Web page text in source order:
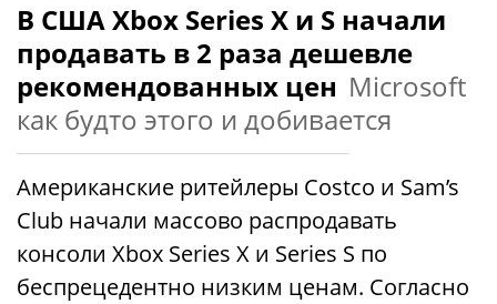
В США Xbox Series X и S начали
продавать в 2 раза дешевле
рекомендованных цен Microsoft
как будто этого и добивается
Американские ритейлеры Costco и Sam’s
Club начали массово распродавать
консоли Xbox Series X и Series S по
беспрецедентно низким ценам. Согласно